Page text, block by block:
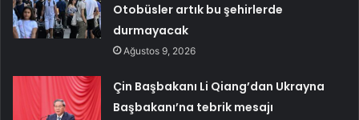
Otobüsler artık bu şehirlerde
durmayacak
Ağustos 9, 2026
Çin Başbakanı Li Qiang’dan Ukrayna
Başbakanı’na tebrik mesajı